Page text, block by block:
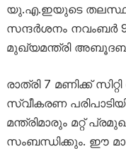
യു.എ.ഇയുടെ
സന്ദർശനം നവംബർ
മുഖ്യമന്ത്രി
രാത്രി 7 മണിക്ക്
സ്വീകരണ
മന്ത്രിമാരും മറ്റ്
സംബന്ധിക്കും. ഈ